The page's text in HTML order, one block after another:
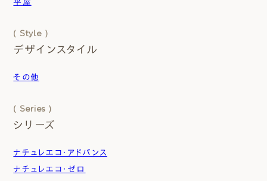
平屋
( Style )
デザインスタイル
その他
( Series )
シリーズ
ナチュレエコ・アドバンス
ナチュレエコ・ゼロ